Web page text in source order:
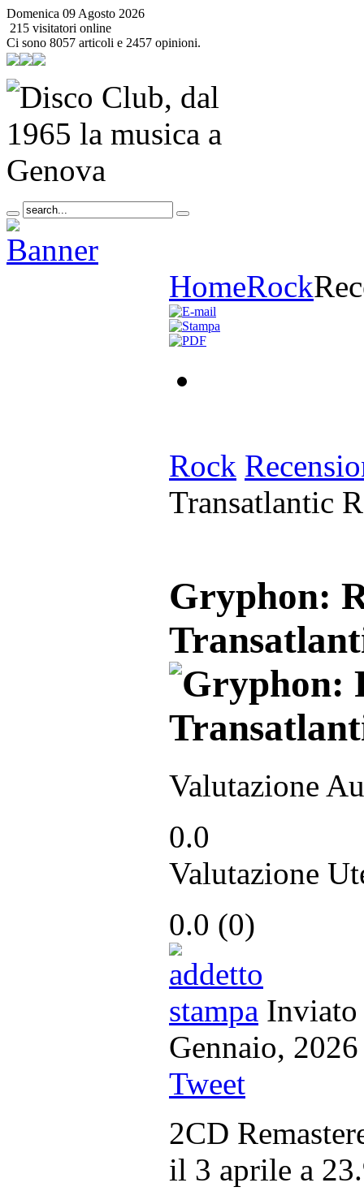
Domenica 09 Agosto 2026
215 visitatori online
Ci sono 8057 articoli e 2457 opinioni.
HomeRock
Rock
Transatlantic
Gryphon:
Valutazione
0.0
Valutazione
0.0 (0)
Gennaio,
Tweet
2CD
il 3 aprile a